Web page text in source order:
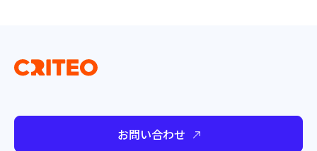
お問い合わせ